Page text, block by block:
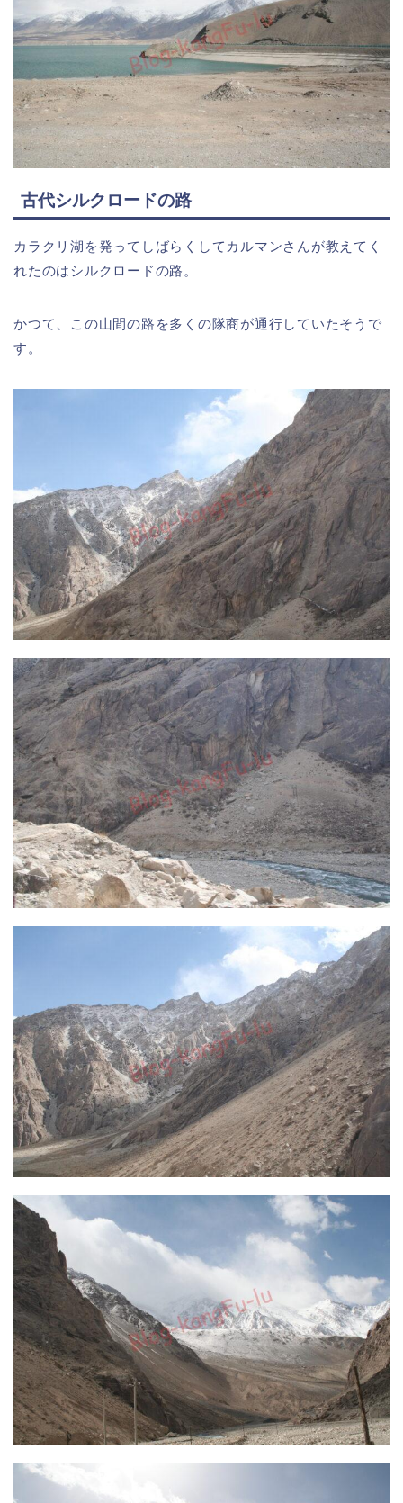
古代シルクロードの路
カラクリ湖を発ってしばらくしてカルマンさんが教えてく
れたのはシルクロードの路。
かつて、この山間の路を多くの隊商が通行していたそうで
す。